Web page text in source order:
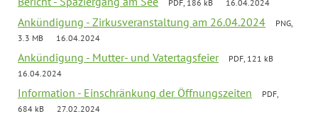
PDF, 186 kB 16.04.2024
Ankündigung - Zirkusveranstaltung am 26.04.2024
PNG,
3.3 MB
16.04.2024
Ankündigung - Mutter- und Vatertagsfeier
PDF, 121 kB
16.04.2024
Information - Einschränkung der Öffnungszeiten
PDF,
684 kB
27.02.2024